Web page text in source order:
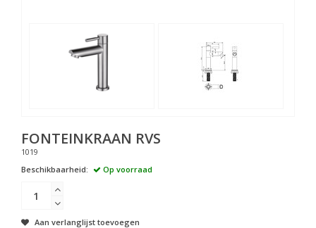
FONTEINKRAAN RVS
1019
Beschikbaarheid:
Op voorraad
Aan verlanglijst toevoegen